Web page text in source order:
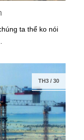
ta thể ko nói
TH3/ 30